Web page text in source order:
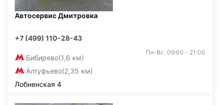
Автосервис Дмитровка
+7 (499) 110-28-43
Бибирево(1,6 км)
Алтуфьево(2,35 км)
Пн-Вс: 09:00 - 21:00
Лобненская 4